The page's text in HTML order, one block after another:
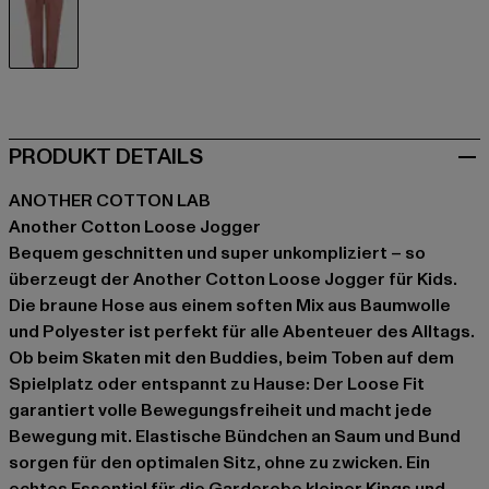
PRODUKT DETAILS
ANOTHER COTTON LAB
Another Cotton Loose Jogger
Bequem geschnitten und super unkompliziert – so
überzeugt der Another Cotton Loose Jogger für Kids.
Die braune Hose aus einem soften Mix aus Baumwolle
und Polyester ist perfekt für alle Abenteuer des Alltags.
Ob beim Skaten mit den Buddies, beim Toben auf dem
Spielplatz oder entspannt zu Hause: Der Loose Fit
garantiert volle Bewegungsfreiheit und macht jede
Bewegung mit. Elastische Bündchen an Saum und Bund
sorgen für den optimalen Sitz, ohne zu zwicken. Ein